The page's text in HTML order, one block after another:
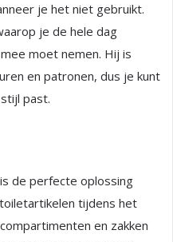
je het niet gebruikt.
je de hele dag
moet nemen. Hij is
en patronen, dus je kunt
past.
de perfecte oplossing
tijdens het
en zakken